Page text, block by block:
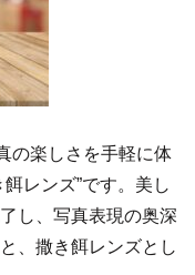
の楽しさを手軽に体
レンズ”です。美し
し、写真表現の奥深
、撒き餌レンズとし